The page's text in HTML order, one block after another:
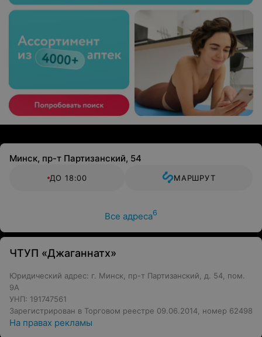
Минск, пр-т Партизанский, 54
ДО 18:00 МАРШРУТ
Все адреса6
ЧТУП «Джаганнатх»
Юридический адрес: г. Минск, пр-т Партизанский, д. 54, пом.
9А
УНП: 191747561
Зарегистрирован в Торговом реестре 09.06.2014, номер 62498
На правах рекламы